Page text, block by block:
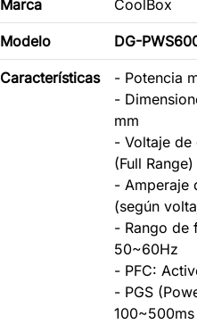
Marca
CoolBox
Modelo DG-
Características - Potencia
-
mm
- Voltaje de
(Full Range)
- Amperaje
(según
- Rango de
50~60Hz
- PFC:
- PGS
100~500ms